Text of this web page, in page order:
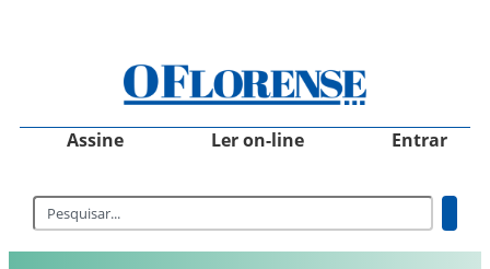
Assine Ler on-line Entrar